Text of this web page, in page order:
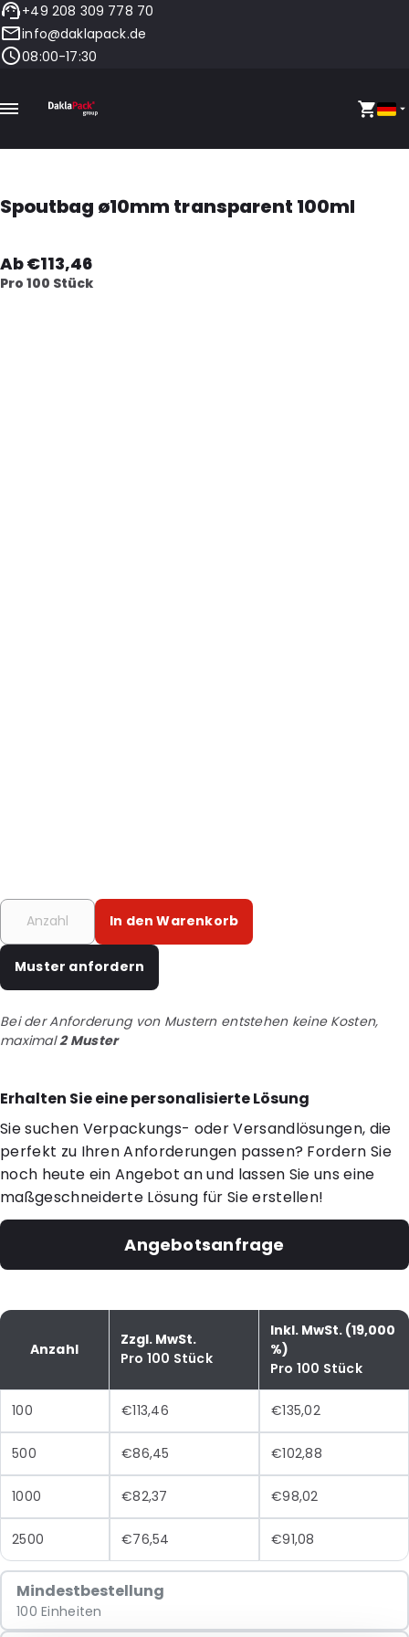
+49 208 309 778 70
info@daklapack.de
08:00-17:30
Spoutbag ø10mm transparent 100ml
Ab €113,46
Pro 100 Stück
In den Warenkorb
Muster anfordern
Bei der Anforderung von Mustern entstehen keine Kosten,
maximal2 Muster
Erhalten Sie eine personalisierte Lösung
Sie suchen Verpackungs- oder Versandlösungen, die
perfekt zu Ihren Anforderungen passen? Fordern Sie
noch heute ein Angebot an und lassen Sie uns eine
maßgeschneiderte Lösung für Sie erstellen!
Angebotsanfrage
Anzahl
Zzgl. MwSt.
Pro 100 Stück
Inkl. MwSt. (19,000
%)
Pro 100 Stück
100 €113,46 €135,02
500 €86,45 €102,88
1000 €82,37 €98,02
2500 €76,54 €91,08
Mindestbestellung
100 Einheiten